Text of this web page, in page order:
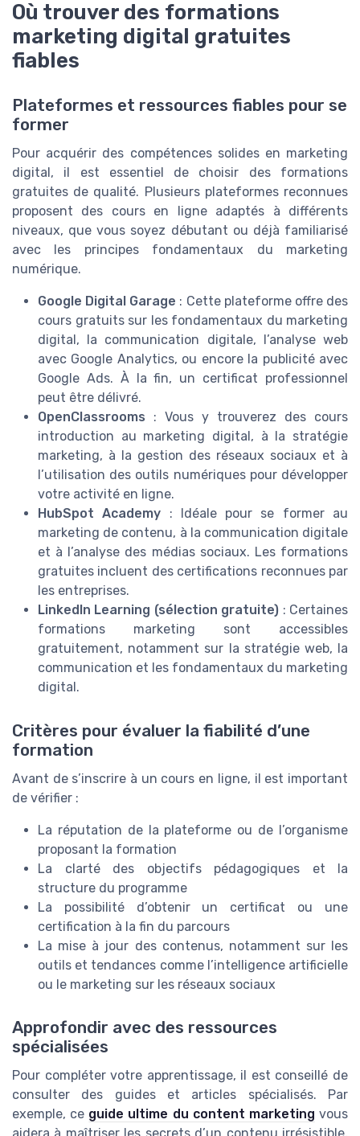
Où trouver des formations
marketing digital gratuites
fiables
Plateformes et ressources fiables pour se
former
Pour acquérir des compétences solides en marketing
digital, il est essentiel de choisir des formations
gratuites de qualité. Plusieurs plateformes reconnues
proposent des cours en ligne adaptés à différents
niveaux, que vous soyez débutant ou déjà familiarisé
avec les principes fondamentaux du marketing
numérique.
Google Digital Garage : Cette plateforme offre des
cours gratuits sur les fondamentaux du marketing
digital, la communication digitale, l’analyse web
avec Google Analytics, ou encore la publicité avec
Google Ads. À la fin, un certificat professionnel
peut être délivré.
OpenClassrooms : Vous y trouverez des cours
introduction au marketing digital, à la stratégie
marketing, à la gestion des réseaux sociaux et à
l’utilisation des outils numériques pour développer
votre activité en ligne.
HubSpot Academy : Idéale pour se former au
marketing de contenu, à la communication digitale
et à l’analyse des médias sociaux. Les formations
gratuites incluent des certifications reconnues par
les entreprises.
LinkedIn Learning (sélection gratuite) : Certaines
formations marketing sont accessibles
gratuitement, notamment sur la stratégie web, la
communication et les fondamentaux du marketing
digital.
Critères pour évaluer la fiabilité d’une
formation
Avant de s’inscrire à un cours en ligne, il est important
de vérifier :
La réputation de la plateforme ou de l’organisme
proposant la formation
La clarté des objectifs pédagogiques et la
structure du programme
La possibilité d’obtenir un certificat ou une
certification à la fin du parcours
La mise à jour des contenus, notamment sur les
outils et tendances comme l’intelligence artificielle
ou le marketing sur les réseaux sociaux
Approfondir avec des ressources
spécialisées
Pour compléter votre apprentissage, il est conseillé de
consulter des guides et articles spécialisés. Par
exemple, ce guide ultime du content marketing vous
aidera à maîtriser les secrets d’un contenu irrésistible,